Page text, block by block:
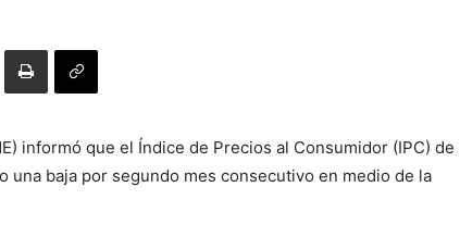
informó que el Índice de Precios al Consumidor (IPC) de
una baja por segundo mes consecutivo en medio de la